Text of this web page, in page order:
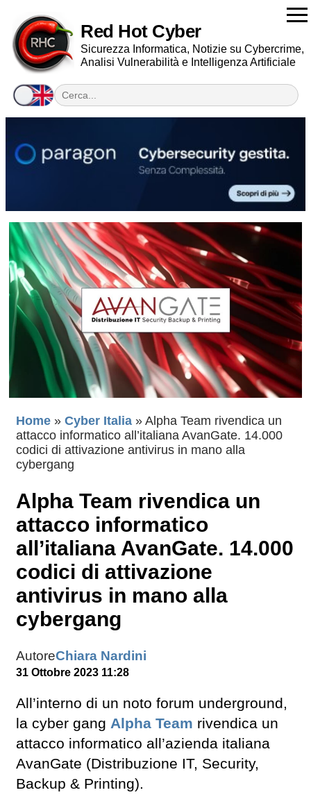
Red Hot Cyber
Sicurezza Informatica, Notizie su Cybercrime,
Analisi Vulnerabilità e Intelligenza Artificiale
Home » Cyber Italia » Alpha Team rivendica un
attacco informatico all’italiana AvanGate. 14.000
codici di attivazione antivirus in mano alla
cybergang
Alpha Team rivendica un
attacco informatico
all’italiana AvanGate. 14.000
codici di attivazione
antivirus in mano alla
cybergang
AutoreChiara Nardini
31 Ottobre 2023 11:28
All’interno di un noto forum underground,
la cyber gang Alpha Team rivendica un
attacco informatico all’azienda italiana
AvanGate (Distribuzione IT, Security,
Backup & Printing).